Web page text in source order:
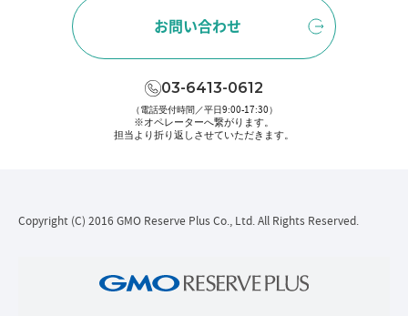
お問い合わせ
03-6413-0612
（電話受付時間／平日9:00-17:30）
※オペレーターへ繋がります。
担当より折り返しさせていただきます。
Copyright (C) 2016 GMO Reserve Plus Co., Ltd. All Rights Reserved.